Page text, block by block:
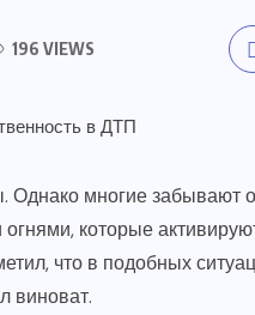
196 VIEWS
многие забывают
которые
что в подобных
виноват.